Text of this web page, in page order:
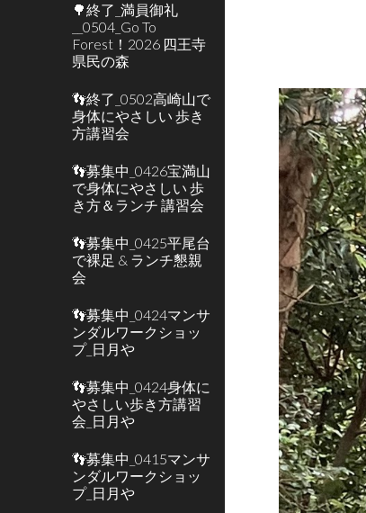
🌳終了_満員御礼
__0504_Go To
Forest！2026 四王寺
県民の森
👣終了_0502高崎山で
身体にやさしい 歩き
方講習会
👣募集中_0426宝満山
で身体にやさしい 歩
き方＆ランチ 講習会
👣募集中_0425平尾台
で裸足 & ランチ懇親
会
👣募集中_0424マンサ
ンダルワークショッ
プ_日月や
👣募集中_0424身体に
やさしい歩き方講習
会_日月や
👣募集中_0415マンサ
ンダルワークショッ
プ_日月や